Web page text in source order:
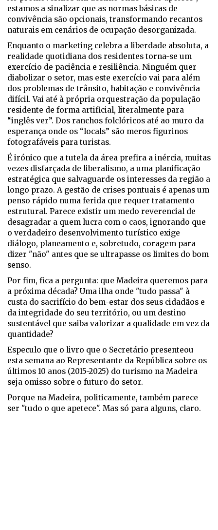
estamos a sinalizar que as normas básicas de
convivência são opcionais, transformando recantos
naturais em cenários de ocupação desorganizada.
Enquanto o marketing celebra a liberdade absoluta, a
realidade quotidiana dos residentes torna-se um
exercício de paciência e resiliência. Ninguém quer
diabolizar o setor, mas este exercício vai para além
dos problemas de trânsito, habitação e convivência
difícil. Vai até à própria orquestração da população
residente de forma artificial, literalmente para
“inglês ver”. Dos ranchos folclóricos até ao muro da
esperança onde os “locals” são meros figurinos
fotografáveis para turistas.
É irónico que a tutela da área prefira a inércia, muitas
vezes disfarçada de liberalismo, a uma planificação
estratégica que salvaguarde os interesses da região a
longo prazo. A gestão de crises pontuais é apenas um
penso rápido numa ferida que requer tratamento
estrutural. Parece existir um medo reverencial de
desagradar a quem lucra com o caos, ignorando que
o verdadeiro desenvolvimento turístico exige
diálogo, planeamento e, sobretudo, coragem para
dizer "não" antes que se ultrapasse os limites do bom
senso.
Por fim, fica a pergunta: que Madeira queremos para
a próxima década? Uma ilha onde "tudo passa" à
custa do sacrifício do bem-estar dos seus cidadãos e
da integridade do seu território, ou um destino
sustentável que saiba valorizar a qualidade em vez da
quantidade?
Especulo que o livro que o Secretário presenteou
esta semana ao Representante da República sobre os
últimos 10 anos (2015-2025) do turismo na Madeira
seja omisso sobre o futuro do setor.
Porque na Madeira, politicamente, também parece
ser "tudo o que apetece". Mas só para alguns, claro.